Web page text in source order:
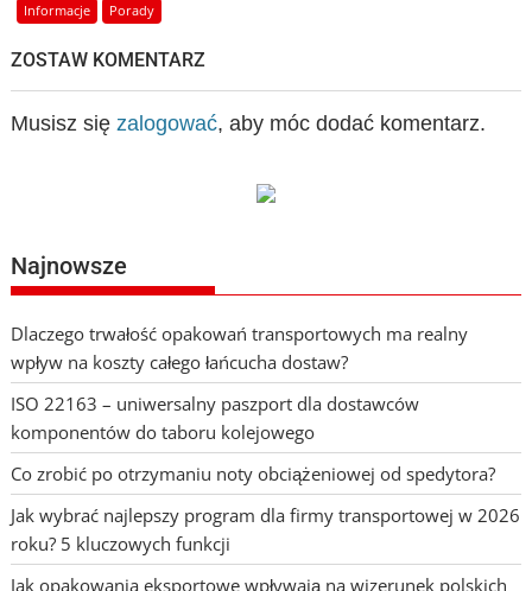
Informacje Porady
ZOSTAW KOMENTARZ
Musisz sięzalogować, aby móc dodać komentarz.
Najnowsze
Dlaczego trwałość opakowań transportowych ma realny
wpływ na koszty całego łańcucha dostaw?
ISO 22163 – uniwersalny paszport dla dostawców
komponentów do taboru kolejowego
Co zrobić po otrzymaniu noty obciążeniowej od spedytora?
Jak wybrać najlepszy program dla firmy transportowej w 2026
roku? 5 kluczowych funkcji
Jak opakowania eksportowe wpływają na wizerunek polskich